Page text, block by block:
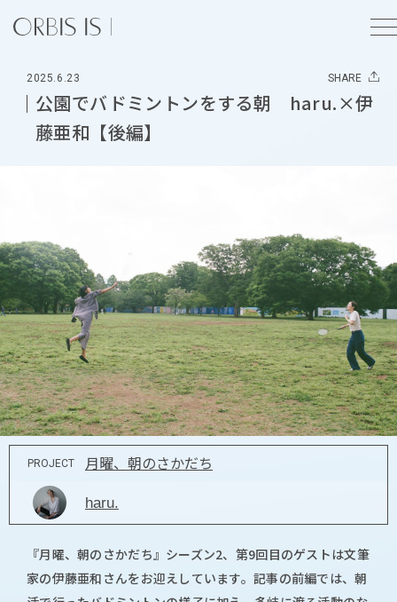
2025.6.23 SHARE
公園でバドミントンをする朝 haru.×伊
藤亜和【後編】
PROJECT 月曜、朝のさかだち
haru.
『月曜、朝のさかだち』シーズン2、第9回目のゲストは文筆
家の伊藤亜和さんをお迎えしています。記事の前編では、朝